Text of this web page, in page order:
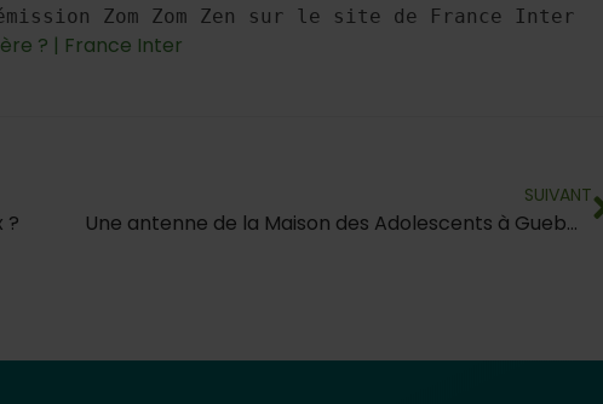
Zom Zom Zen sur le site de France Inter
? | France Inter
?
SUIVANT
Une antenne de la Maison des Adolescents à Guebwiller !